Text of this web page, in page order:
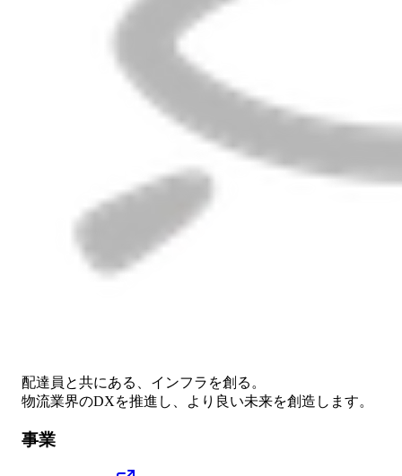
配達員と共にある、インフラを創る。
物流業界のDXを推進し、より良い未来を創造します。
事業